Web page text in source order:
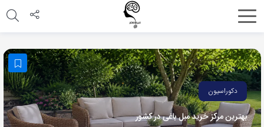
اشتراک
با
استفاده
از
روش‌های
دکوراسیون
بهترین مرکز خرید مبل باغی در کشور